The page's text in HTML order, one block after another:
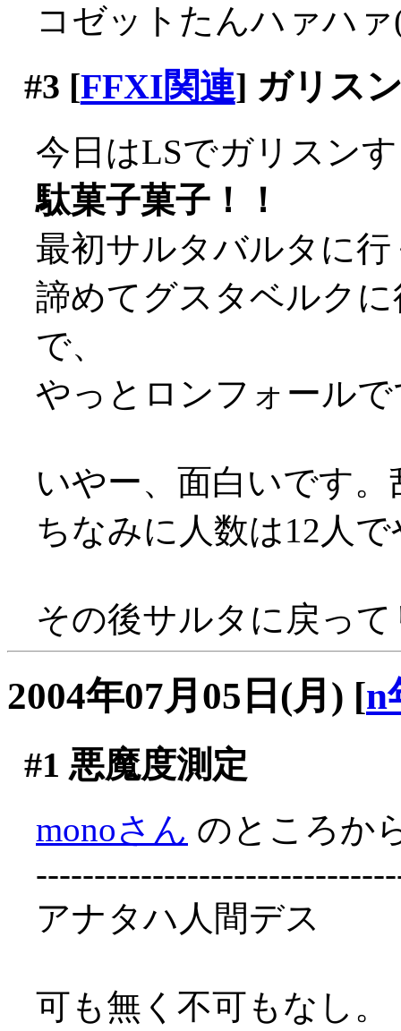
コゼットたんハァハ
#3 [FFXI関連] ガリス
今日はLSでガリスン
駄菓子菓子！！
最初サルタバルタに
諦めてグスタベルク
で、
やっとロンフォール
いやー、面白いです
ちなみに人数は12人
その後サルタに戻っ
2004年07月05日(月) [n
#1 悪魔度測定
monoさん のところか
アナタハ人間デス
可も無く不可もなし。